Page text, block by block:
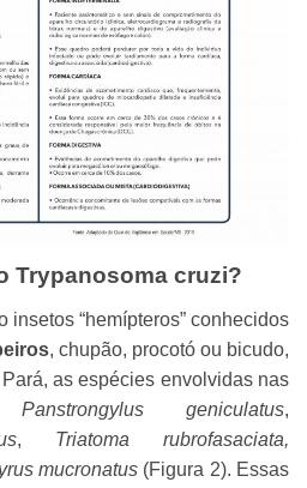
Trypanosoma cruzi?
insetos “hemípteros” conhecidos
, chupão, procotó ou bicudo,
as espécies envolvidas nas
Panstrongylus geniculatus,
, Triatoma rubrofasaciata,
mucronatus (Figura 2). Essas